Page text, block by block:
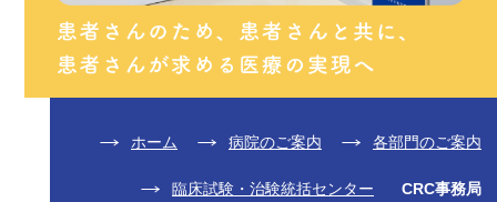
ホーム 病院のご案内 各部門のご案内
臨床試験・治験統括センター CRC事務局